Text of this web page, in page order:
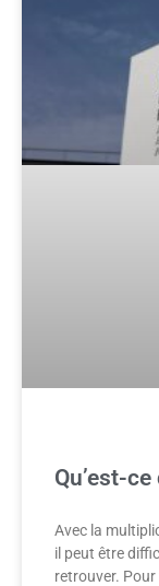
Qu’est-
Avec la
il peut être
retrouver. Pour